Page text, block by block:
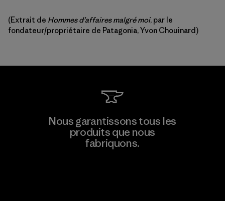
(Extrait de Hommes d’affaires malgré moi, par le
fondateur/propriétaire de Patagonia, Yvon Chouinard)
Nous garantissons tous les
produits que nous
fabriquons.